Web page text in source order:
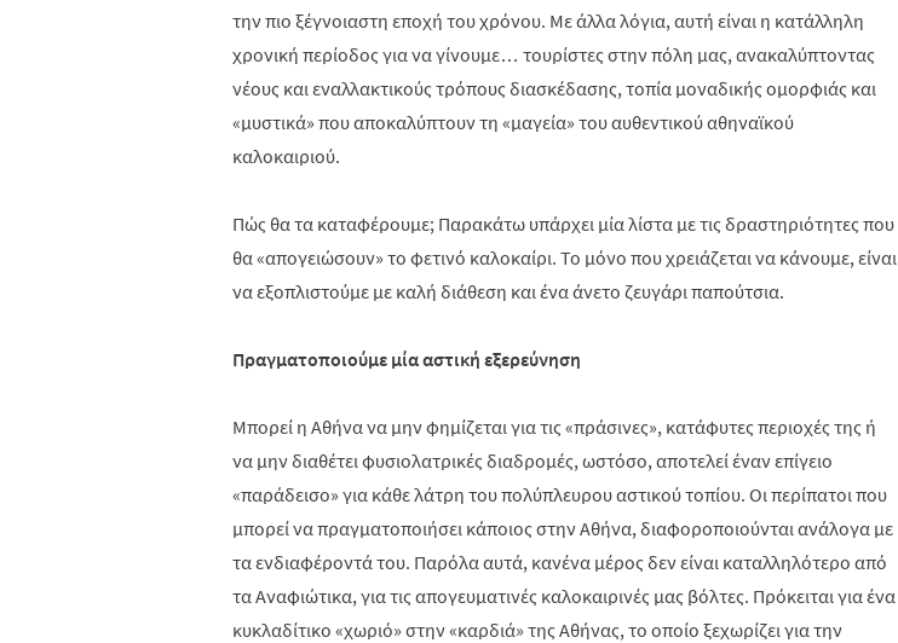
την πιο ξέγνοιαστη εποχή του χρόνου. Με άλλα λόγια, αυτή είναι η κατάλληλη
χρονική περίοδος για να γίνουμε… τουρίστες στην πόλη μας, ανακαλύπτοντας
νέους και εναλλακτικούς τρόπους διασκέδασης, τοπία μοναδικής ομορφιάς και
«μυστικά» που αποκαλύπτουν τη «μαγεία» του αυθεντικού αθηναϊκού
καλοκαιριού.
Πώς θα τα καταφέρουμε; Παρακάτω υπάρχει μία λίστα με τις δραστηριότητες που
θα «απογειώσουν» το φετινό καλοκαίρι. Το μόνο που χρειάζεται να κάνουμε, είναι
να εξοπλιστούμε με καλή διάθεση και ένα άνετο ζευγάρι παπούτσια.
Πραγματοποιούμε μία αστική εξερεύνηση
Μπορεί η Αθήνα να μην φημίζεται για τις «πράσινες», κατάφυτες περιοχές της ή
να μην διαθέτει φυσιολατρικές διαδρομές, ωστόσο, αποτελεί έναν επίγειο
«παράδεισο» για κάθε λάτρη του πολύπλευρου αστικού τοπίου. Οι περίπατοι που
μπορεί να πραγματοποιήσει κάποιος στην Αθήνα, διαφοροποιούνται ανάλογα με
τα ενδιαφέροντά του. Παρόλα αυτά, κανένα μέρος δεν είναι καταλληλότερο από
τα Αναφιώτικα, για τις απογευματινές καλοκαιρινές μας βόλτες. Πρόκειται για ένα
κυκλαδίτικο «χωριό» στην «καρδιά» της Αθήνας, το οποίο ξεχωρίζει για την